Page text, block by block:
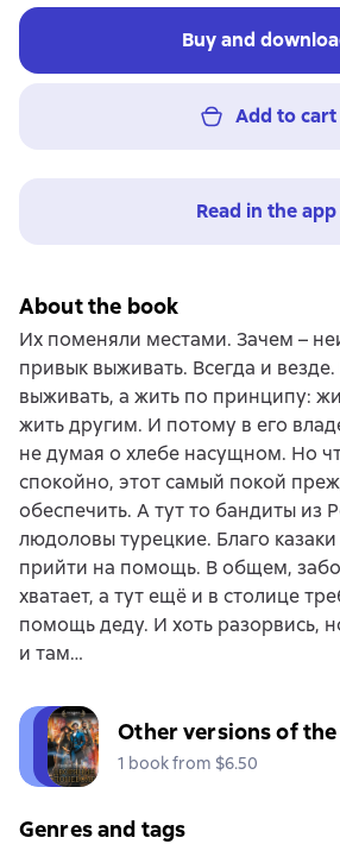
Buy and
Add to cart
Read in the app
About the book
Их поменяли местами. Зачем –
привык выживать. Всегда и
выживать, а жить по принципу:
жить другим. И потому в его
не думая о хлебе насущном. Но
спокойно, этот самый покой
обеспечить. А тут то бандиты из
людоловы турецкие. Благо казаки
прийти на помощь. В общем,
хватает, а тут ещё и в столице
помощь деду. И хоть разорвись,
и там…
Other versions of
1 book from $6.50
Genres and tags